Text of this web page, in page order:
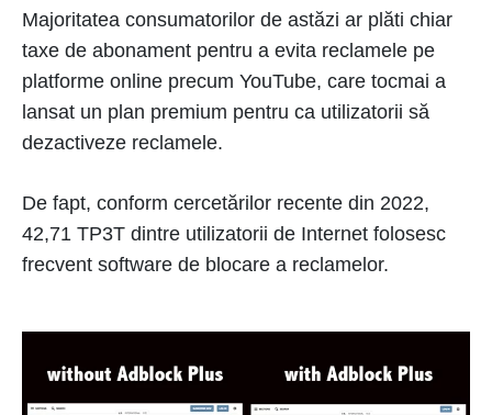
Majoritatea consumatorilor de astăzi ar plăti chiar
taxe de abonament pentru a evita reclamele pe
platforme online precum YouTube, care tocmai a
lansat un plan premium pentru ca utilizatorii să
dezactiveze reclamele.
De fapt, conform cercetărilor recente din 2022,
42,71 TP3T dintre utilizatorii de Internet folosesc
frecvent software de blocare a reclamelor.